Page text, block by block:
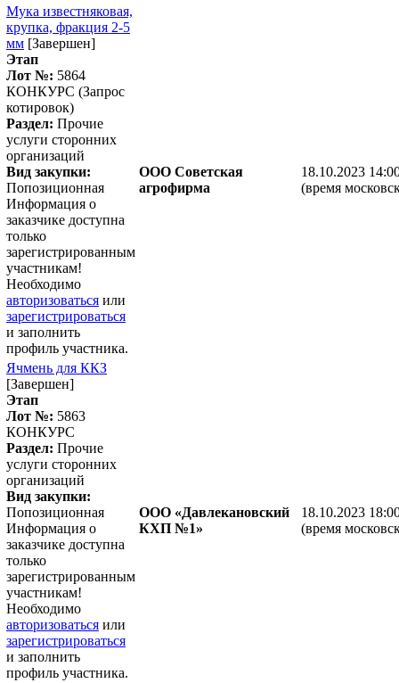
Мука известняковая,
крупка, фракция 2-5
мм [Завершен]
Этап
Лот №: 5864
КОНКУРС (Запрос
котировок)
Раздел: Прочие
услуги сторонних
организаций
Вид закупки:
Попозиционная
Информация о
заказчике доступна
только
зарегистрированным
участникам!
Необходимо
авторизоваться или
зарегистрироваться
и заполнить
профиль участника.
ООО Советская
агрофирма
18.10.2023
(время
Ячмень для ККЗ
[Завершен]
Этап
Лот №: 5863
КОНКУРС
Раздел: Прочие
услуги сторонних
организаций
Вид закупки:
Попозиционная
Информация о
заказчике доступна
только
зарегистрированным
участникам!
Необходимо
авторизоваться или
зарегистрироваться
и заполнить
профиль участника.
ООО «Давлекановский
КХП №1»
18.10.2023
(время